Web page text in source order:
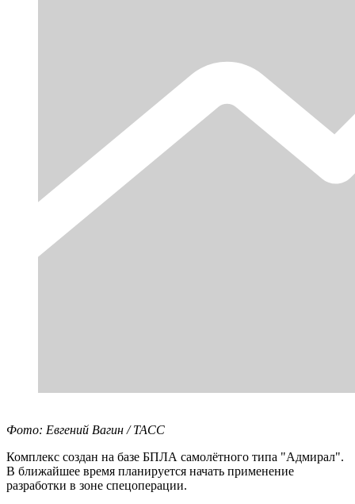
Фото: Евгений Вагин / ТАСС
Комплекс создан на базе БПЛА самолётного типа "Адмирал".
В ближайшее время планируется начать применение
разработки в зоне спецоперации.